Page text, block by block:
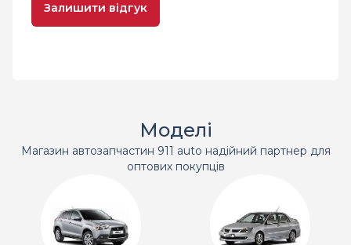
Залишити відгук
Моделі
Магазин автозапчастин 911 auto надійний партнер для
оптових покупців